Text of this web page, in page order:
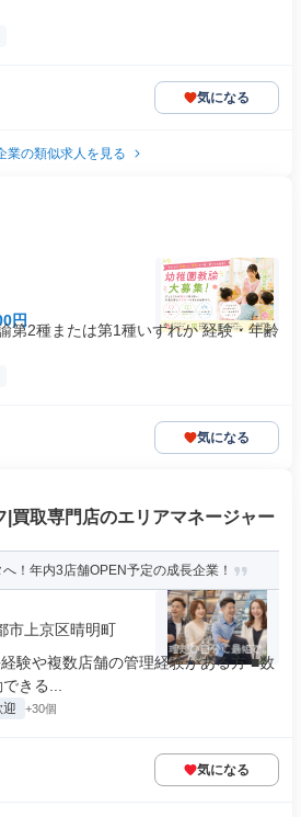
気になる
業の類似求人を見る
円
第2種または第1種いずれか 経験・年齢
気になる
|買取専門店のエリアマネージャー
！年内3店舗OPEN予定の成長企業！
市上京区晴明町
験や複数店舗の管理経験がある方 ■数
きる...
迎 +30個
気になる